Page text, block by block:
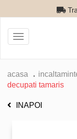
Toggle
navigation
acasa
decupati tamaris
INAPOI